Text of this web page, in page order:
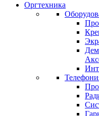
Оргтехника